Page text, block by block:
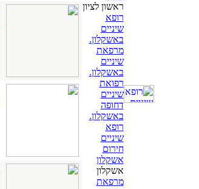
ראשון לציון
רופא
שיניים
באשקלון.
מרפאת
שיניים
באשקלון.
רפואת
שיניים
דחופה
באשקלון.
רופא
שיניים
חירום
אשקלון
אשקלון
מרפאת